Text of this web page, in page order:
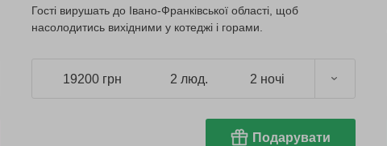
Гості вирушать до Івано-Франківської області, щоб
насолодитись вихідними у котеджі і горами.
19200 грн 2 люд. 2 ночі
Подарувати